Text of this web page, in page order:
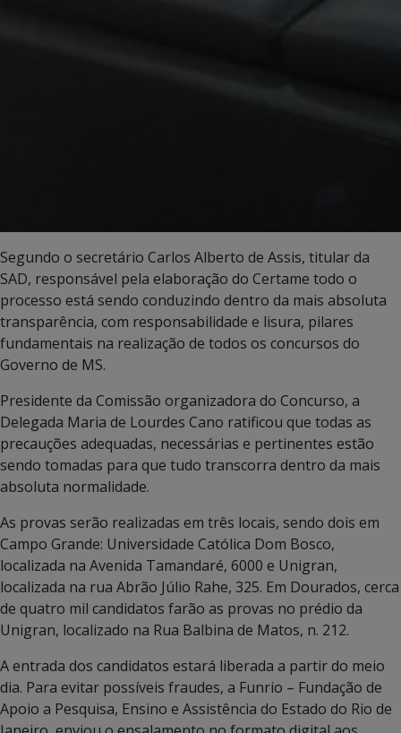
Segundo o secretário Carlos Alberto de Assis, titular da
SAD, responsável pela elaboração do Certame todo o
processo está sendo conduzindo dentro da mais absoluta
transparência, com responsabilidade e lisura, pilares
fundamentais na realização de todos os concursos do
Governo de MS.
Presidente da Comissão organizadora do Concurso, a
Delegada Maria de Lourdes Cano ratificou que todas as
precauções adequadas, necessárias e pertinentes estão
sendo tomadas para que tudo transcorra dentro da mais
absoluta normalidade.
As provas serão realizadas em três locais, sendo dois em
Campo Grande: Universidade Católica Dom Bosco,
localizada na Avenida Tamandaré, 6000 e Unigran,
localizada na rua Abrão Júlio Rahe, 325. Em Dourados, cerca
de quatro mil candidatos farão as provas no prédio da
Unigran, localizado na Rua Balbina de Matos, n. 212.
A entrada dos candidatos estará liberada a partir do meio
dia. Para evitar possíveis fraudes, a Funrio – Fundação de
Apoio a Pesquisa, Ensino e Assistência do Estado do Rio de